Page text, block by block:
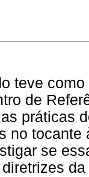
teve
de
práticas
no
se